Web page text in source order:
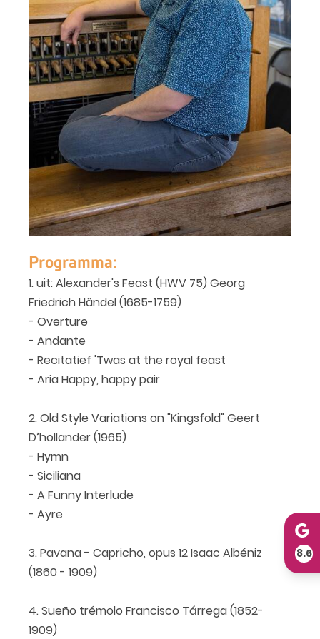
Programma:
1. uit: Alexander's Feast (HWV 75) Georg
Friedrich Händel (1685-1759)
- Overture
- Andante
- Recitatief 'Twas at the royal feast
- Aria Happy, happy pair
2. Old Style Variations on "Kingsfold" Geert
D’hollander (1965)
- Hymn
- Siciliana
- A Funny Interlude
- Ayre
3. Pavana - Capricho, opus 12 Isaac Albéniz
(1860 - 1909)
4. Sueño trémolo Francisco Tárrega (1852-
1909)
8.6